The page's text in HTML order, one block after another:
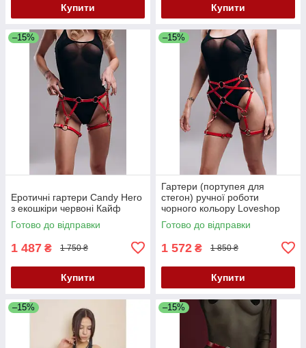
Купити Купити
–15%
Еротичні гартери Candy Hero
з екошкіри червоні Кайф
Готово до відправки
1 487 ₴ 1 750 ₴
Купити
–15%
Гартери (портупея для
стегон) ручної роботи
чорного кольору Loveshop
модель G 7 1 Кайф
Готово до відправки
1 572 ₴ 1 850 ₴
Купити
–15% –15%